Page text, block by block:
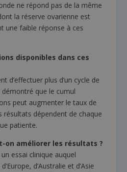
ne répond pas de la même
la réserve ovarienne est
une faible réponse à ces
disponibles dans ces
d’effectuer plus d’un cycle de
que le cumul
peut augmenter le taux de
résultats dépendent de chaque
patiente.
on améliorer les résultats ?
essai clinique auquel
d’Australie et d’Asie